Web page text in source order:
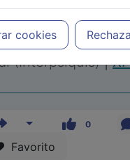
siendo
prescribir
el tratamiento más
paciente.
cookies
de Artículos |
de Psiquiatría,
(Interpsiquis)|XI
0
Favorito